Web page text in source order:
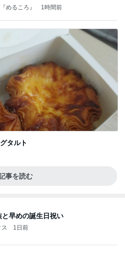
めるころ』 1時間前
タルト
事を読む
と早めの誕生日祝い
1日前